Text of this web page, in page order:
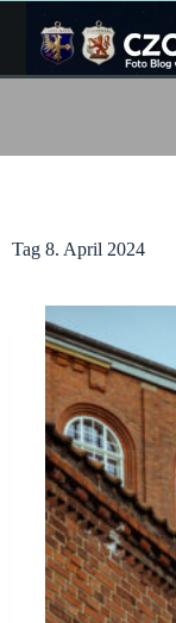
Inhalt
springen
Tag 8. April 2024